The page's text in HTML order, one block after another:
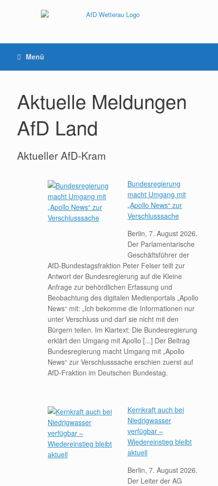
Menü
Aktuelle Meldungen
AfD Land
Aktueller AfD-Kram
Bundesregierung
macht Umgang mit
„Apollo News“ zur
Verschlusssache
Berlin, 7. August 2026.
Der Parlamentarische
Geschäftsführer der
AfD-Bundestagsfraktion Peter Felser teilt zur
Antwort der Bundesregierung auf die Kleine
Anfrage zur behördlichen Erfassung und
Beobachtung des digitalen Medienportals „Apollo
News“ mit: „Ich bekomme die Informationen nur
unter Verschluss und darf sie nicht mit den
Bürgern teilen. Im Klartext: Die Bundesregierung
erklärt den Umgang mit Apollo [...] Der Beitrag
Bundesregierung macht Umgang mit „Apollo
News“ zur Verschlusssache erschien zuerst auf
AfD-Fraktion im Deutschen Bundestag.
Kernkraft auch bei
Niedrigwasser
verfügbar –
Wiedereinstieg bleibt
aktuell
Berlin, 7. August 2026.
Der Leiter der AG